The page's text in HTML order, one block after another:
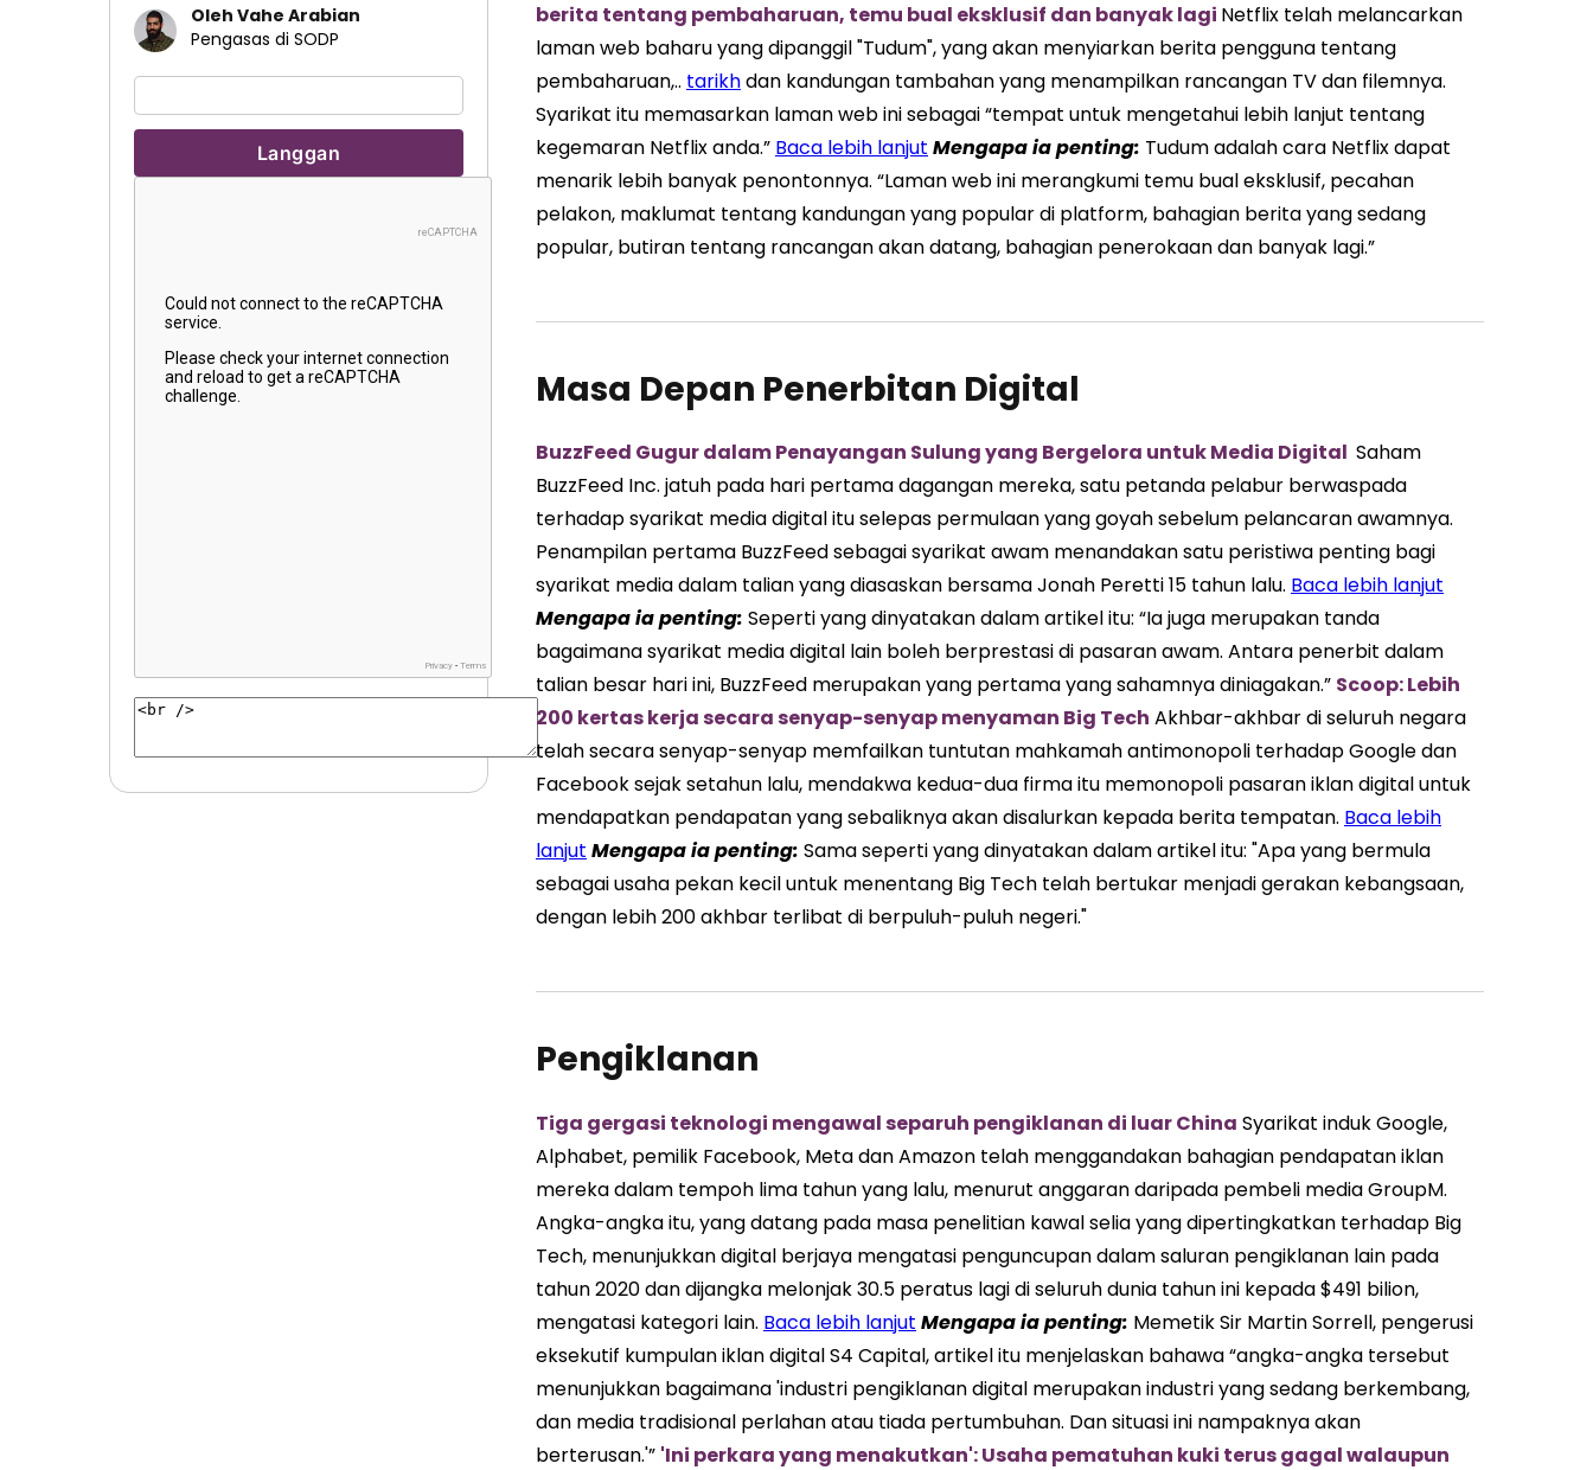
Oleh Vahe Arabian
Pengasas di SODP
berita tentang pembaharuan, temu bual eksklusif dan banyak lagi Netflix telah melancarkan
laman web baharu yang dipanggil "Tudum", yang akan menyiarkan berita pengguna tentang
pembaharuan,.. tarikhdan kandungan tambahan yang menampilkan rancangan TV dan filemnya.
Syarikat itu memasarkan laman web ini sebagai “tempat untuk mengetahui lebih lanjut tentang
kegemaran Netflix anda.” Baca lebih lanjut Mengapa ia penting: Tudum adalah cara Netflix dapat
menarik lebih banyak penontonnya. “Laman web ini merangkumi temu bual eksklusif, pecahan
pelakon, maklumat tentang kandungan yang popular di platform, bahagian berita yang sedang
popular, butiran tentang rancangan akan datang, bahagian penerokaan dan banyak lagi.”
Masa Depan Penerbitan Digital
BuzzFeed Gugur dalam Penayangan Sulung yang Bergelora untuk Media Digital Saham
BuzzFeed Inc. jatuh pada hari pertama dagangan mereka, satu petanda pelabur berwaspada
terhadap syarikat media digital itu selepas permulaan yang goyah sebelum pelancaran awamnya.
Penampilan pertama BuzzFeed sebagai syarikat awam menandakan satu peristiwa penting bagi
syarikat media dalam talian yang diasaskan bersama Jonah Peretti 15 tahun lalu. Baca lebih lanjut
Mengapa ia penting: Seperti yang dinyatakan dalam artikel itu: “Ia juga merupakan tanda
bagaimana syarikat media digital lain boleh berprestasi di pasaran awam. Antara penerbit dalam
talian besar hari ini, BuzzFeed merupakan yang pertama yang sahamnya diniagakan.” Scoop: Lebih
200 kertas kerja secara senyap-senyap menyaman Big Tech Akhbar-akhbar di seluruh negara
telah secara senyap-senyap memfailkan tuntutan mahkamah antimonopoli terhadap Google dan
Facebook sejak setahun lalu, mendakwa kedua-dua firma itu memonopoli pasaran iklan digital untuk
mendapatkan pendapatan yang sebaliknya akan disalurkan kepada berita tempatan. Baca lebih
lanjut Mengapa ia penting: Sama seperti yang dinyatakan dalam artikel itu: "Apa yang bermula
sebagai usaha pekan kecil untuk menentang Big Tech telah bertukar menjadi gerakan kebangsaan,
dengan lebih 200 akhbar terlibat di berpuluh-puluh negeri."
Pengiklanan
Tiga gergasi teknologi mengawal separuh pengiklanan di luar China Syarikat induk Google,
Alphabet, pemilik Facebook, Meta dan Amazon telah menggandakan bahagian pendapatan iklan
mereka dalam tempoh lima tahun yang lalu, menurut anggaran daripada pembeli media GroupM.
Angka-angka itu, yang datang pada masa penelitian kawal selia yang dipertingkatkan terhadap Big
Tech, menunjukkan digital berjaya mengatasi penguncupan dalam saluran pengiklanan lain pada
tahun 2020 dan dijangka melonjak 30.5 peratus lagi di seluruh dunia tahun ini kepada $491 bilion,
mengatasi kategori lain. Baca lebih lanjut Mengapa iapenting: Memetik Sir Martin Sorrell, pengerusi
eksekutif kumpulan iklan digital S4 Capital, artikel itu menjelaskan bahawa “angka-angka tersebut
menunjukkan bagaimana 'industri pengiklanan digital merupakan industri yang sedang berkembang,
dan media tradisional perlahan atau tiada pertumbuhan. Dan situasi ini nampaknya akan
berterusan.'” 'Ini perkara yang menakutkan': Usaha pematuhan kuki terus gagal walaupun